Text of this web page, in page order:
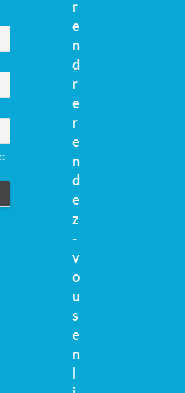
r
e
n
d
r
e
r
e
n
d
e
z
-
v
o
u
s
e
n